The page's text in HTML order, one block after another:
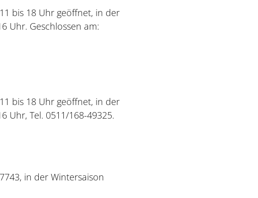
bis 18 Uhr geöffnet, in der
Uhr. Geschlossen am:
bis 18 Uhr geöffnet, in der
Uhr, Tel. 0511/168-49325.
in der Wintersaison